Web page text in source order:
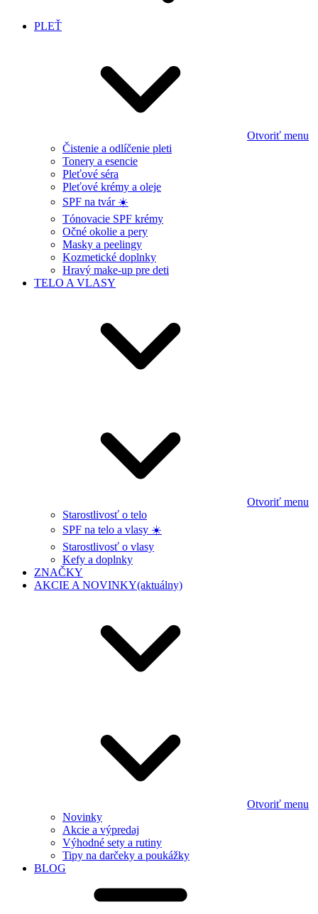
PLEŤ
Otvoriť menu
Čistenie a odlíčenie pleti
Tonery a esencie
Pleťové séra
Pleťové krémy a oleje
SPF na tvár ☀️
Tónovacie SPF krémy
Očné okolie a pery
Masky a peelingy
Kozmetické doplnky
Hravý make-up pre deti
TELO A VLASY
Otvoriť menu
Starostlivosť o telo
SPF na telo a vlasy ☀️
Starostlivosť o vlasy
Kefy a doplnky
ZNAČKY
AKCIE A NOVINKY(aktuálny)
Otvoriť menu
Novinky
Akcie a výpredaj
Výhodné sety a rutiny
Tipy na darčeky a poukážky
BLOG